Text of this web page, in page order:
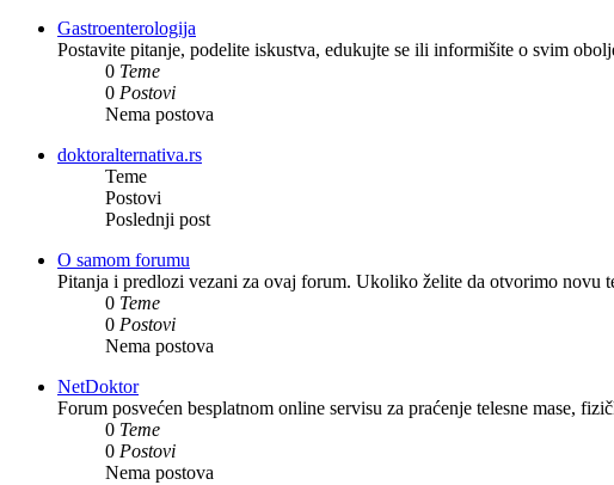
Gastroenterologija
Postavite pitanje, podelite iskustva, edukujte se ili informišite o svim
0 Teme
0 Postovi
Nema postova
doktoralternativa.rs
Teme
Postovi
Poslednji post
O samom forumu
Pitanja i predlozi vezani za ovaj forum. Ukoliko želite da otvorimo novu
0 Teme
0 Postovi
Nema postova
NetDoktor
Forum posvećen besplatnom online servisu za praćenje telesne mase,
0 Teme
0 Postovi
Nema postova